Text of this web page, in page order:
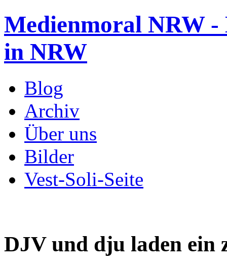
Medienmoral NRW
in NRW
Blog
Archiv
Über uns
Bilder
Vest-Soli-Seite
DJV und dju laden ein